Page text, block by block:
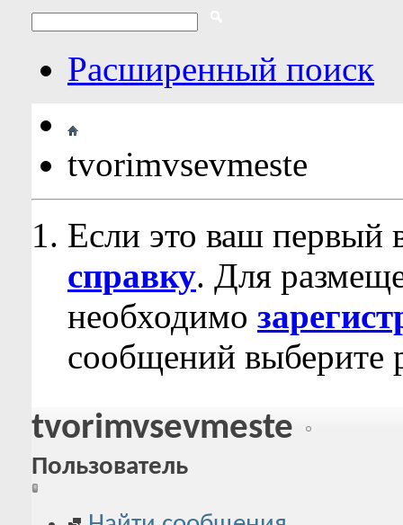
Расширенный поиск
tvorimvsevmeste
Если это ваш первый
справку. Для
необходимо
сообщений выберите
tvorimvsevmeste
Пользователь